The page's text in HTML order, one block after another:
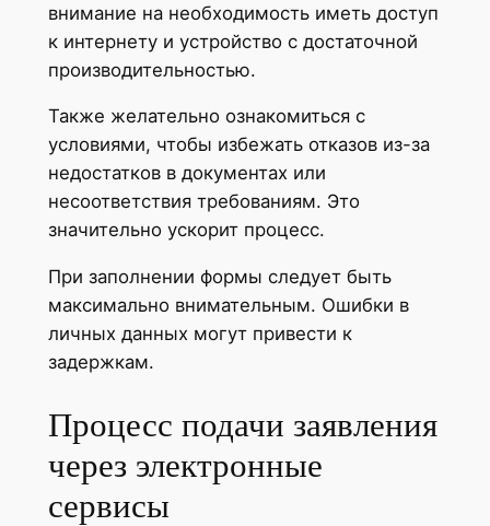
внимание на необходимость иметь доступ
к интернету и устройство с достаточной
производительностью.
Также желательно ознакомиться с
условиями, чтобы избежать отказов из-за
недостатков в документах или
несоответствия требованиям. Это
значительно ускорит процесс.
При заполнении формы следует быть
максимально внимательным. Ошибки в
личных данных могут привести к
задержкам.
Процесс подачи заявления
через электронные
сервисы